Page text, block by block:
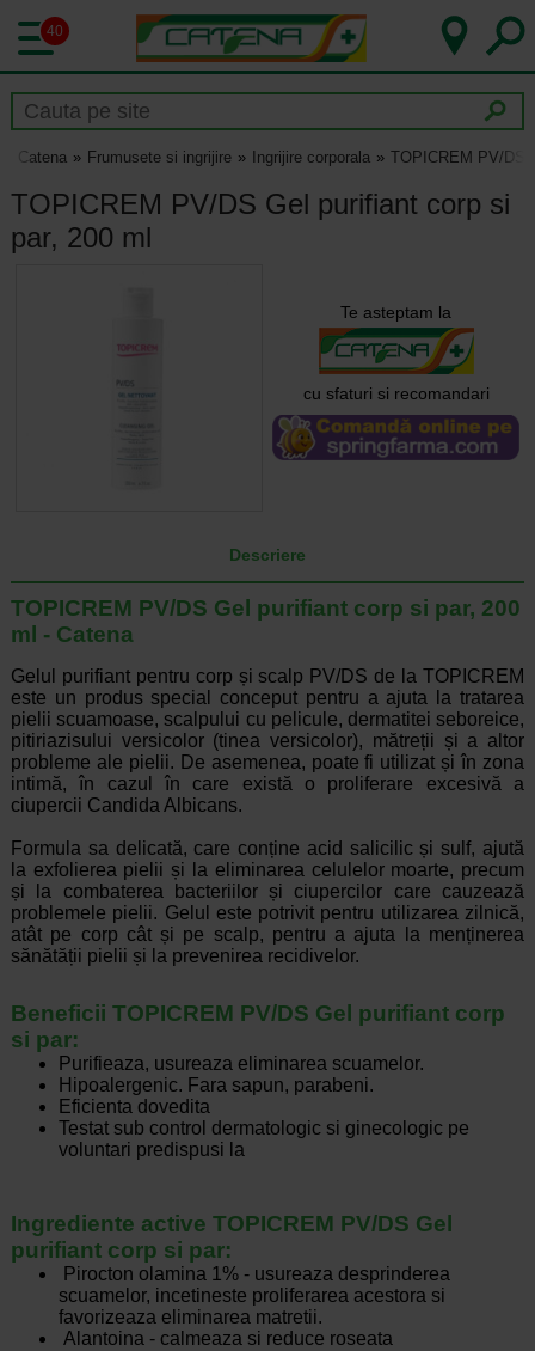
40
Catena Frumusete si ingrijire Ingrijire corporala TOPICREM PV/DS
TOPICREM PV/DS Gel purifiant corp si
par, 200 ml
Te asteptam la
cu sfaturi si recomandari
Descriere
TOPICREM PV/DS Gel purifiant corp si par, 200
ml - Catena
Gelul purifiant pentru corp și scalp PV/DS de la TOPICREM
este un produs special conceput pentru a ajuta la tratarea
pielii scuamoase, scalpului cu pelicule, dermatitei seboreice,
pitiriazisului versicolor (tinea versicolor), mătreții și a altor
probleme ale pielii. De asemenea, poate fi utilizat și în zona
intimă, în cazul în care există o proliferare excesivă a
ciupercii Candida Albicans.
Formula sa delicată, care conține acid salicilic și sulf, ajută
la exfolierea pielii și la eliminarea celulelor moarte, precum
și la combaterea bacteriilor și ciupercilor care cauzează
problemele pielii. Gelul este potrivit pentru utilizarea zilnică,
atât pe corp cât și pe scalp, pentru a ajuta la menținerea
sănătății pielii și la prevenirea recidivelor.
Beneficii TOPICREM PV/DS Gel purifiant corp
si par:
Purifieaza, usureaza eliminarea scuamelor.
Hipoalergenic. Fara sapun, parabeni.
Eficienta dovedita
Testat sub control dermatologic si ginecologic pe
voluntari predispusi la
Ingrediente active TOPICREM PV/DS Gel
purifiant corp si par:
Pirocton olamina 1% - usureaza desprinderea
scuamelor, incetineste proliferarea acestora si
favorizeaza eliminarea matretii.
Alantoina - calmeaza si reduce roseata